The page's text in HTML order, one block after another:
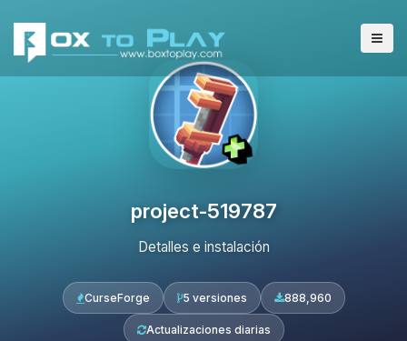
project-519787
Detalles e instalación
CurseForge 5 versiones 888,960
Actualizaciones diarias